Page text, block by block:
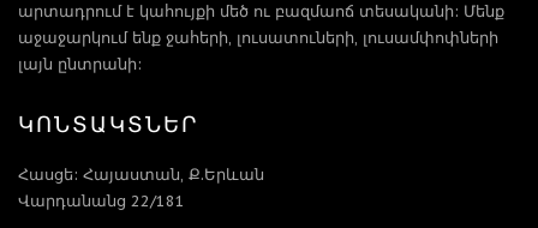
արտադրում է կահույքի մեծ ու բազմաոճ տեսականի: Մենք
աջաջարկում ենք ջահերի, լուսատուների, լուսամփոփների
լայն ընտրանի:
ԿՈՆՏԱԿՏՆԵՐ
Հասցե: Հայաստան, Ք.Երևան
Վարդանանց 22/181